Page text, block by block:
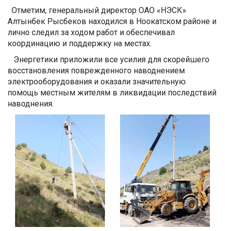
Отметим, генеральный директор ОАО «НЭСК»
Алтынбек Рысбеков находился в Ноокатском районе и
лично следил за ходом работ и обеспечивал
координацию и поддержку на местах.
Энергетики приложили все усилия для скорейшего
восстановления поврежденного наводнением
электрооборудования и оказали значительную
помощь местным жителям в ликвидации последствий
наводнения.